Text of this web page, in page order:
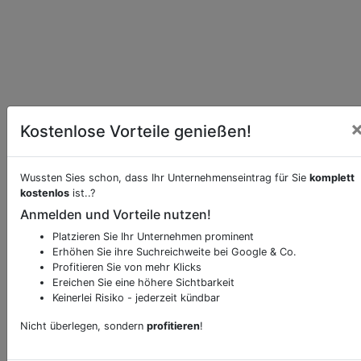
Essen online beiSchlossbergrestaurant Dattler
bestellen
Möchten Sie eine Onlinebestellung vornehmen,
klicken Sie den folgenden Link.
Hier Essen bestellen
Beschreibung & Services von Restaurant
oder andere relevante Informationen hinzufügen?
Kostenlose Vorteile genießen!
Wussten Sies schon, dass Ihr Unternehmenseintrag für Sie komplett
kostenlos ist..?
Anmelden und Vorteile nutzen!
Platzieren Sie Ihr Unternehmen prominent
Erhöhen Sie ihre Suchreichweite bei Google & Co.
Profitieren Sie von mehr Klicks
Ereichen Sie eine höhere Sichtbarkeit
Keinerlei Risiko - jederzeit kündbar
Nicht überlegen, sondern profitieren!